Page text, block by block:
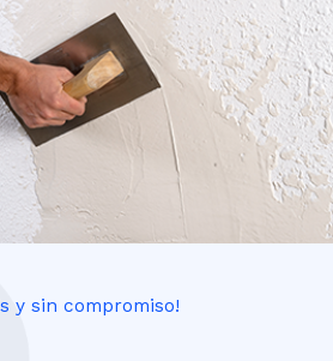
y sin compromiso!